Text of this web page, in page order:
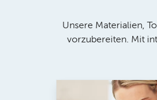
Unsere Materialien,
vorzubereiten. Mit